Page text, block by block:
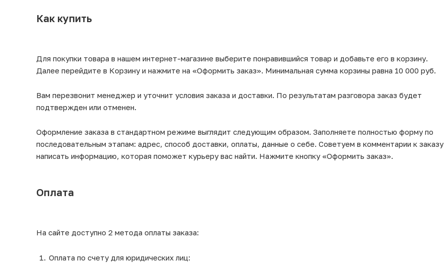
Как купить
Для покупки товара в нашем интернет-магазине выберите понравившийся товар и добавьте его в корзину.
Далее перейдите в Корзину и нажмите на «Оформить заказ». Минимальная сумма корзины равна 10 000 руб.
Вам перезвонит менеджер и уточнит условия заказа и доставки. По результатам разговора заказ будет
подтвержден или отменен.
Оформление заказа в стандартном режиме выглядит следующим образом. Заполняете полностью форму по
последовательным этапам: адрес, способ доставки, оплаты, данные о себе. Советуем в комментарии к заказу
написать информацию, которая поможет курьеру вас найти. Нажмите кнопку «Оформить заказ».
Оплата
На сайте доступно 2 метода оплаты заказа:
Оплата по счету для юридических лиц: